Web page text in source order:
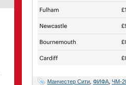
Манчестер Сити ФИФА ЧМ-